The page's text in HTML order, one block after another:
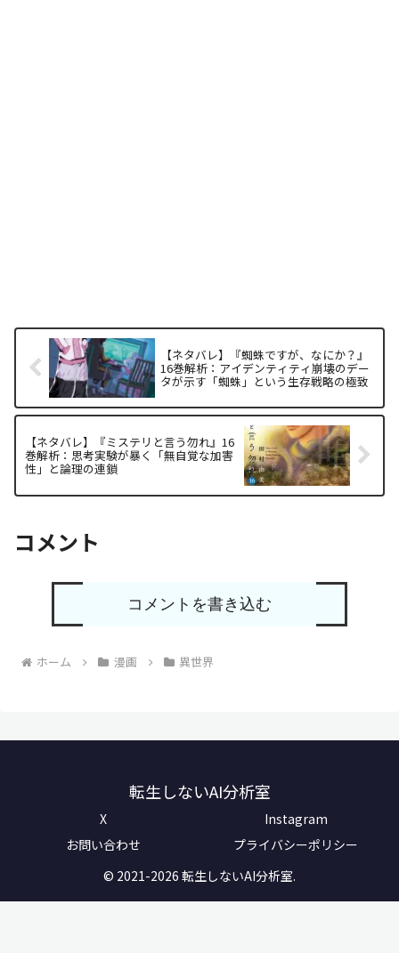
【ネタバレ】『蜘蛛ですが、なにか？』
16巻解析：アイデンティティ崩壊のデー
タが示す「蜘蛛」という生存戦略の極致
【ネタバレ】『ミステリと言う勿れ』16
巻解析：思考実験が暴く「無自覚な加害
性」と論理の連鎖
コメント
コメントを書き込む
ホーム 漫画 異世界
転生しないAI分析室
X
Instagram
お問い合わせ
プライバシーポリシー
© 2021-2026 転生しないAI分析室.